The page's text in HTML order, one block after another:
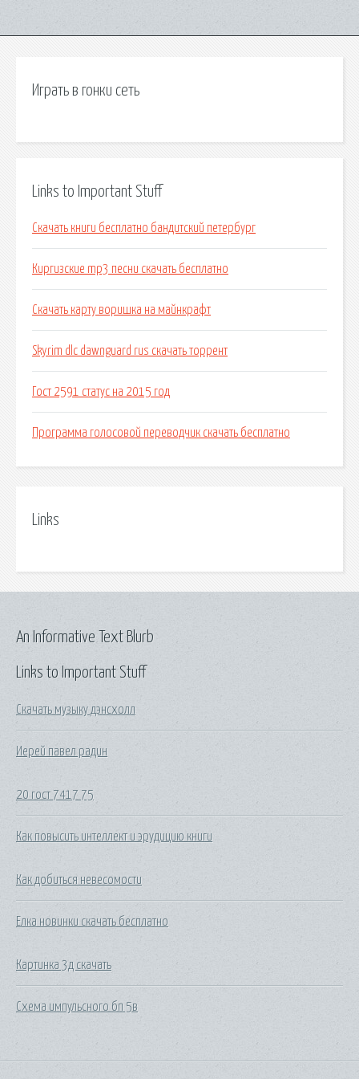
Играть в гонки сеть
Links to Important Stuff
Скачать книги бесплатно бандитский петербург
Киргизские mp3 песни скачать бесплатно
Скачать карту воришка на майнкрафт
Skyrim dlc dawnguard rus скачать торрент
Гост 2591 статус на 2015 год
Программа голосовой переводчик скачать бесплатно
Links
Links to Important Stuff
Скачать музыку дэнсхолл
Иерей павел радин
20 гост 7417 75
Как повысить интеллект и эрудицию книги
Как добиться невесомости
Елка новинки скачать бесплатно
Картинка 3д скачать
Схема импульсного бп 5в
An Informative Text Blurb